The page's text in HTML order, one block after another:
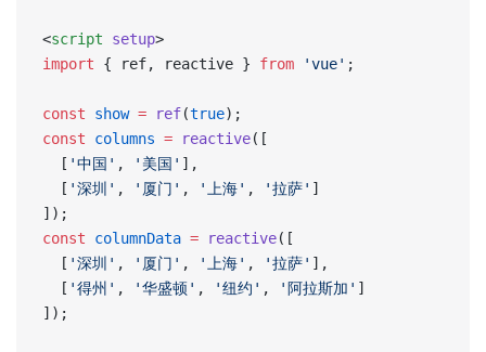
<script setup>
import { ref, reactive } from 'vue' ;
const show = ref(true);
const columns = reactive([
  [
'中国' , '美国' ],
  [
'深圳' , '厦门' , '上海' , '拉萨' ]
]);
const columnData = reactive([
  [
'深圳' , '厦门' , '上海' , '拉萨' ],
  [
'得州' , '华盛顿' , '纽约' , '阿拉斯加' ]
]);